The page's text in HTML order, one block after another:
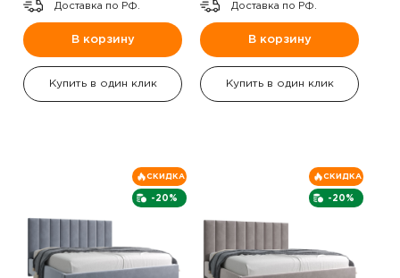
Доставка по РФ.
В корзину
Купить в один клик
Доставка по РФ.
В корзину
Купить в один клик
-20%
СКИДКА
-20%
СКИДКА